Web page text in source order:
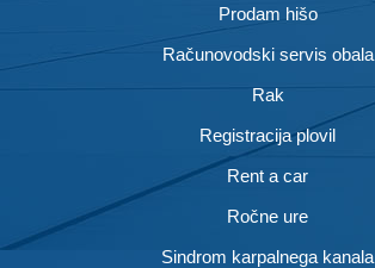
Prodam hišo
Računovodski servis obala
Rak
Registracija plovil
Rent a car
Ročne ure
Sindrom karpalnega kanala